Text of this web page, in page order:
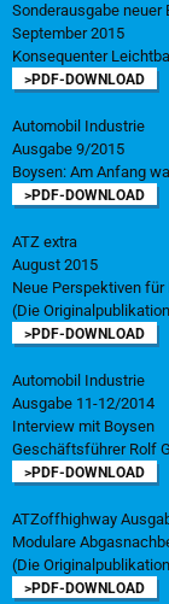
Sonderausgabe neuer
September 2015
Konsequenter
>PDF-DOWNLOAD
Automobil Industrie
Ausgabe 9/2015
Boysen: Am Anfang
>PDF-DOWNLOAD
ATZ extra
August 2015
Neue Perspektiven für
(Die
>PDF-DOWNLOAD
Automobil Industrie
Ausgabe 11-12/2014
Interview mit Boysen
Geschäftsführer Rolf
>PDF-DOWNLOAD
ATZoffhighway
Modulare
(Die
>PDF-DOWNLOAD